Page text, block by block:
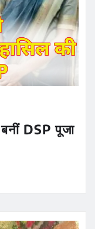
DSP पूजा